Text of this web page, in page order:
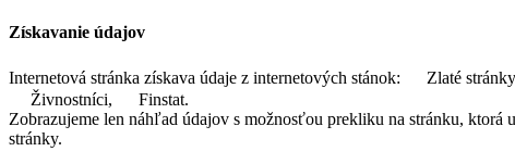
Získavanie údajov
Internetová stránka získava údaje z internetových stánok: Zlaté
Živnostníci,
Finstat.
Zobrazujeme len náhľad údajov s možnosťou prekliku na stránku, ktorá
stránky.